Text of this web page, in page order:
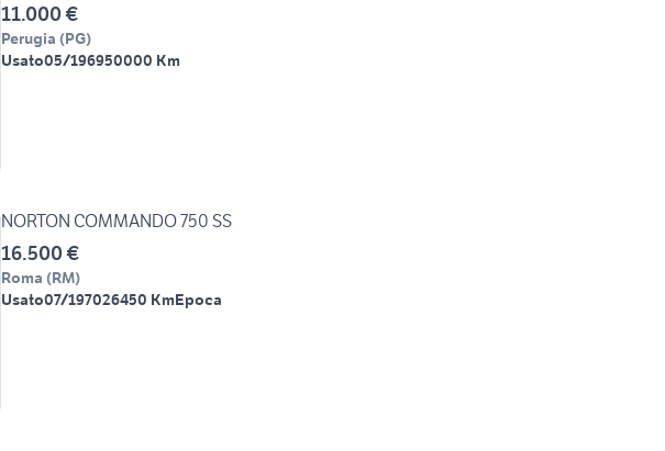
11.000 €
Perugia (PG)
Usato05/196950000 Km
NORTON COMMANDO 750 SS
16.500 €
Roma (RM)
Usato07/197026450 KmEpoca